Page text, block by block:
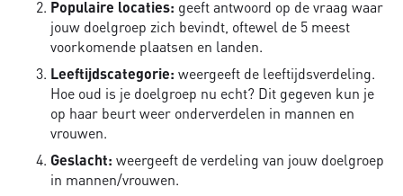
Populaire locaties: geeft antwoord op de vraag waar
jouw doelgroep zich bevindt, oftewel de 5 meest
voorkomende plaatsen en landen.
Leeftijdscategorie: weergeeft de leeftijdsverdeling.
Hoe oud is je doelgroep nu echt? Dit gegeven kun je
op haar beurt weer onderverdelen in mannen en
vrouwen.
Geslacht: weergeeft de verdeling van jouw doelgroep
in mannen/vrouwen.